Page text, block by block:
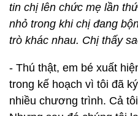
tin chị lên chức mẹ lần
nhỏ trong khi chị đang
trò khác nhau. Chị thấy
- Thú thật, em bé xuất
trong kế hoạch vì tôi đã
nhiều chương trình. Cả